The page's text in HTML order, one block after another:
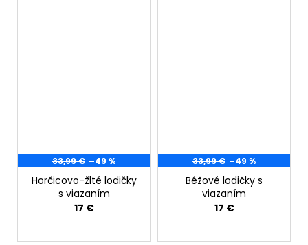
33,99 € –49 %
Horčicovo-žlté lodičky
s viazaním
17 €
33,99 € –49 %
Béžové lodičky s
viazaním
17 €